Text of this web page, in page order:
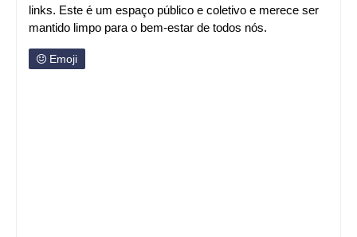
links. Este é um espaço público e coletivo e merece ser
mantido limpo para o bem-estar de todos nós.
Emoji